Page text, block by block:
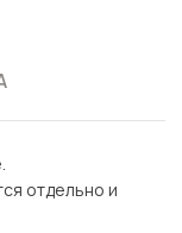
отдельно и